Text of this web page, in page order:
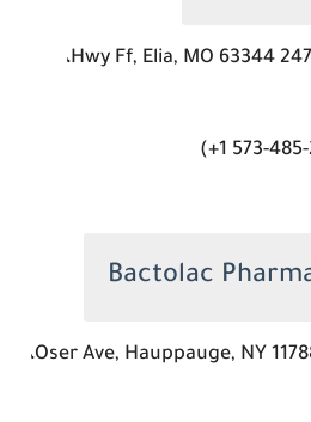
عنوان الشركة (24750 Hwy Ff, Elia, MO 63344،
عنوان الشركة (7 Oser Ave, Hauppauge, NY 11788،